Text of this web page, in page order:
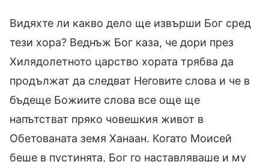
Видяхте ли какво дело ще извърши Бог сред
тези хора? Веднъж Бог каза, че дори през
Хилядолетното царство хората трябва да
продължат да следват Неговите слова и че в
бъдеще Божиите слова все още ще
напътстват пряко човешкия живот в
Обетованата земя Ханаан. Когато Моисей
беше в пустинята, Бог го наставляваше и му